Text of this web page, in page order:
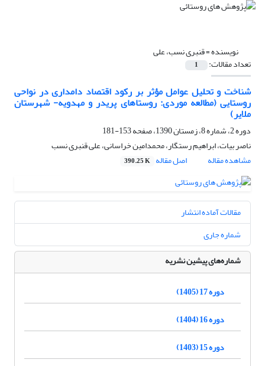
نویسنده =قنبری نسب، علی
تعداد مقالات: 1
شناخت و تحلیل عوامل مؤثر بر رکود اقتصاد دامداری در نواحی
روستایی (مطالعه موردی: روستاهای پریدر و مهدویه- شهرستان
ملایر)
دوره 2، شماره 8، زمستان 1390، صفحه
153-181
ناصر بیات، ابراهیم رستگار، محمدامین خراسانی، علی قنبری نسب
مشاهده مقاله
اصل مقاله 390.25 K
مقالات آماده انتشار
شماره جاری
شماره‌های پیشین نشریه
دوره 17 (1405)
دوره 16 (1404)
دوره 15 (1403)